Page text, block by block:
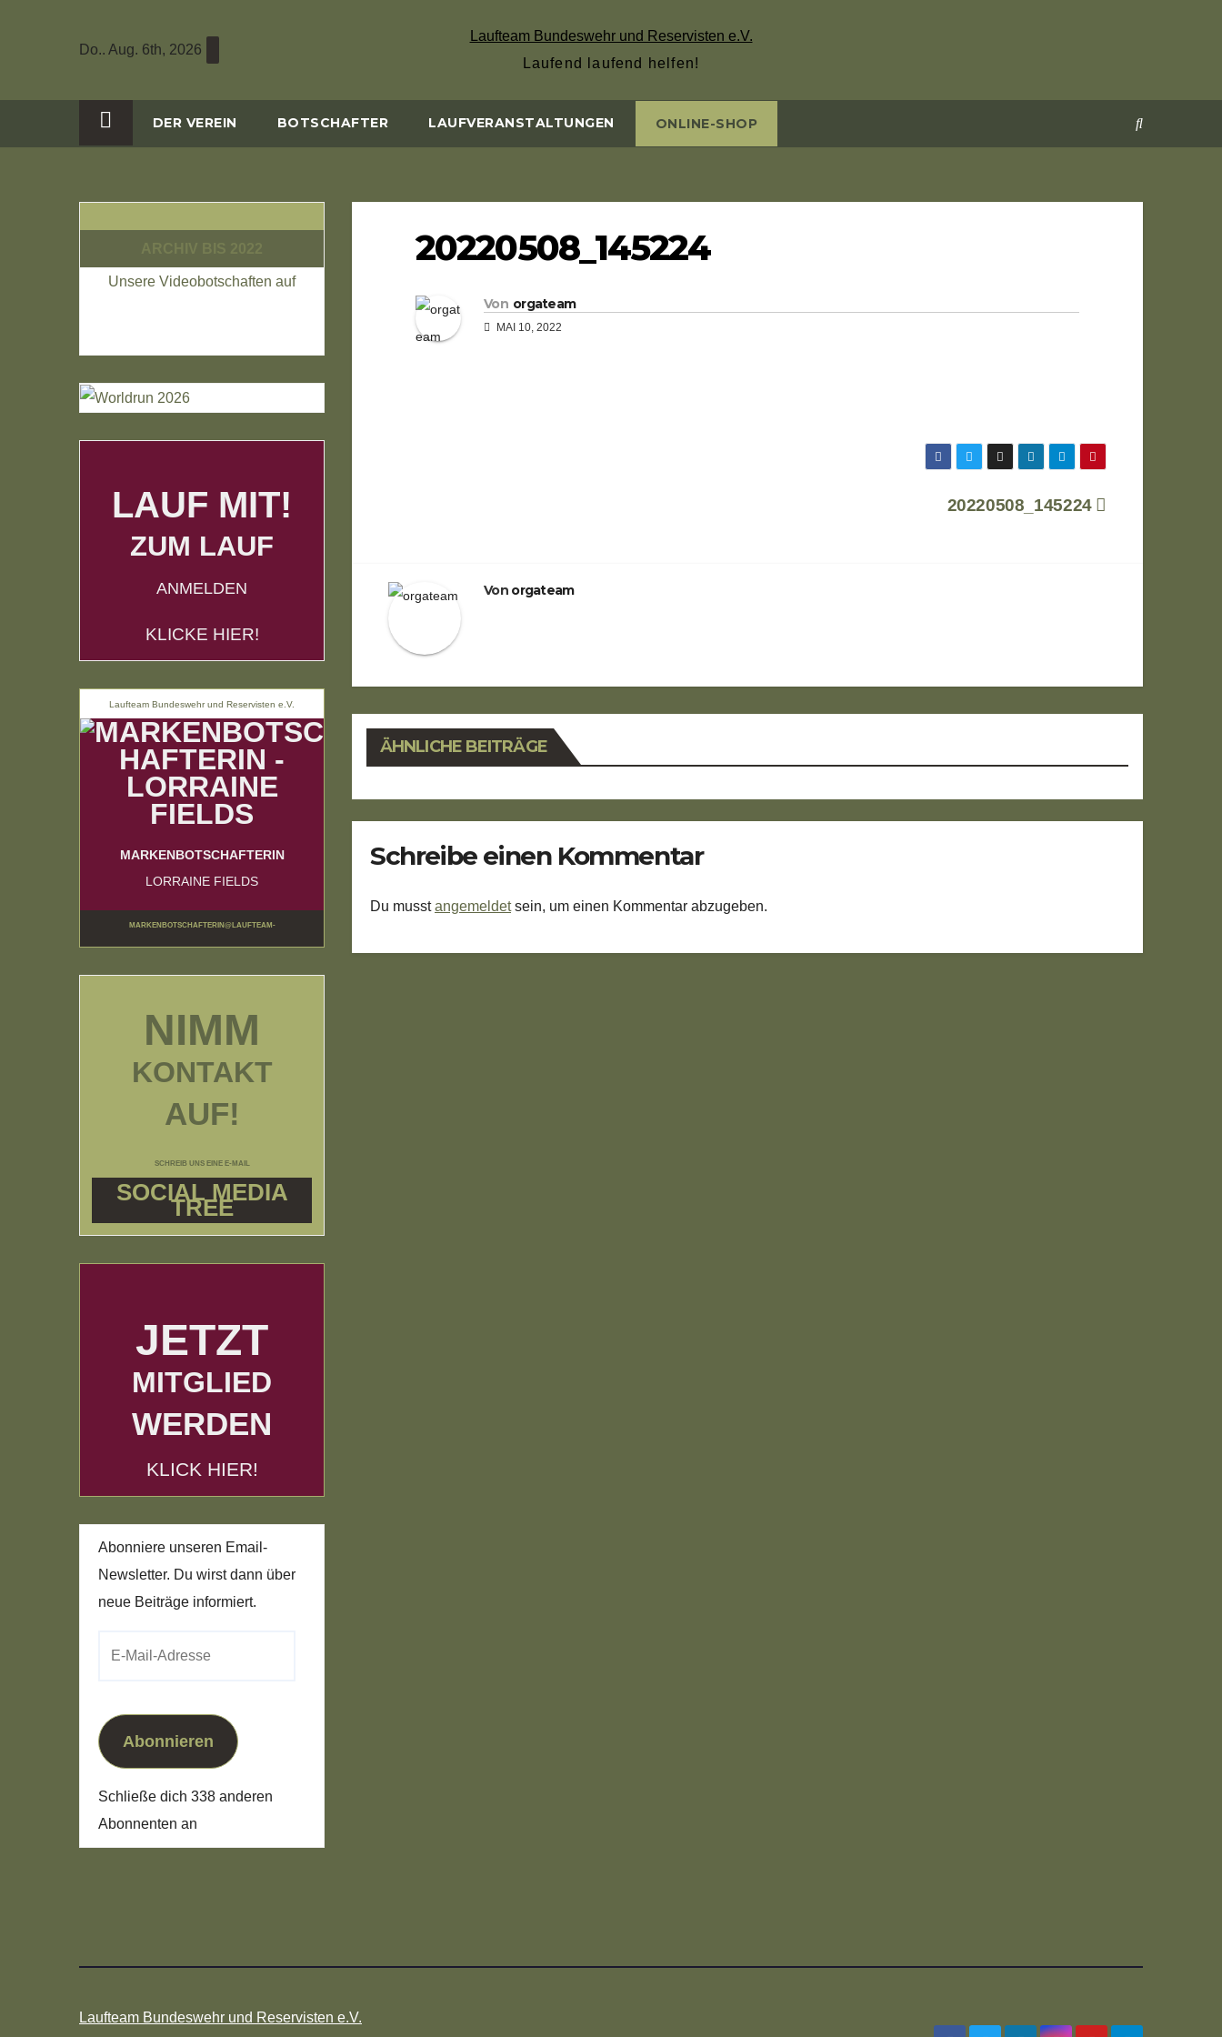
Do.. Aug. 6th, 2026
Laufteam Bundeswehr und Reservisten e.V.
Laufend laufend helfen!
DER VEREIN BOTSCHAFTER LAUFVERANSTALTUNGEN ONLINE-SHOP
Unsere Videobotschaften auf
LAUF MIT!
ZUM LAUF
ANMELDEN
KLICKE HIER!
Laufteam Bundeswehr und Reservisten e.V.
MARKENBOTSCHAFTERIN
LORRAINE FIELDS
MARKENBOTSCHAFTERIN@LAUFTEAM-
NIMM
KONTAKT
AUF!
SCHREIB UNS EINE E-MAIL
SOCIAL MEDIA
TREE
JETZT
MITGLIED
WERDEN
KLICK HIER!
Abonniere unseren Email-
Newsletter. Du wirst dann über
neue Beiträge informiert.
Abonnieren
Schließe dich 338 anderen
Abonnenten an
20220508_145224
Von orgateam
MAI 10, 2022
20220508_145224
Von orgateam
ÄHNLICHE BEITRÄGE
Schreibe einen Kommentar
Du musstangemeldetsein, um einen Kommentar abzugeben.
Laufteam Bundeswehr und Reservisten e.V.